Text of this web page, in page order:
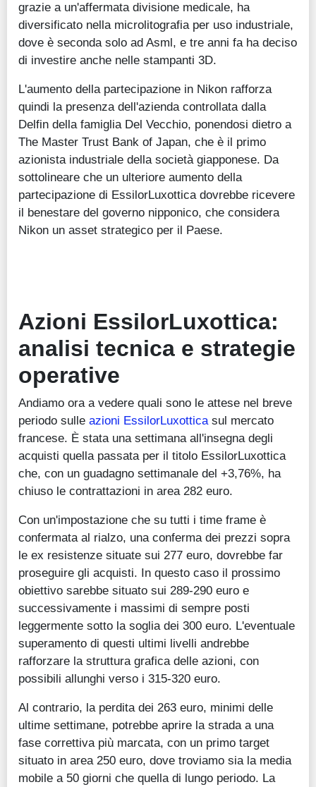
grazie a un'affermata divisione medicale, ha
diversificato nella microlitografia per uso industriale,
dove è seconda solo ad Asml, e tre anni fa ha deciso
di investire anche nelle stampanti 3D.
L'aumento della partecipazione in Nikon rafforza
quindi la presenza dell'azienda controllata dalla
Delfin della famiglia Del Vecchio, ponendosi dietro a
The Master Trust Bank of Japan, che è il primo
azionista industriale della società giapponese. Da
sottolineare che un ulteriore aumento della
partecipazione di EssilorLuxottica dovrebbe ricevere
il benestare del governo nipponico, che considera
Nikon un asset strategico per il Paese.
Azioni EssilorLuxottica:
analisi tecnica e strategie
operative
Andiamo ora a vedere quali sono le attese nel breve
periodo sulle azioni EssilorLuxottica sul mercato
francese. È stata una settimana all'insegna degli
acquisti quella passata per il titolo EssilorLuxottica
che, con un guadagno settimanale del +3,76%, ha
chiuso le contrattazioni in area 282 euro.
Con un'impostazione che su tutti i time frame è
confermata al rialzo, una conferma dei prezzi sopra
le ex resistenze situate sui 277 euro, dovrebbe far
proseguire gli acquisti. In questo caso il prossimo
obiettivo sarebbe situato sui 289-290 euro e
successivamente i massimi di sempre posti
leggermente sotto la soglia dei 300 euro. L'eventuale
superamento di questi ultimi livelli andrebbe
rafforzare la struttura grafica delle azioni, con
possibili allunghi verso i 315-320 euro.
Al contrario, la perdita dei 263 euro, minimi delle
ultime settimane, potrebbe aprire la strada a una
fase correttiva più marcata, con un primo target
situato in area 250 euro, dove troviamo sia la media
mobile a 50 giorni che quella di lungo periodo. La